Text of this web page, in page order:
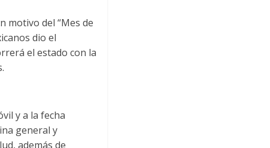
motivo del “Mes de
dio el
el estado con la
y a la fecha
general y
además de